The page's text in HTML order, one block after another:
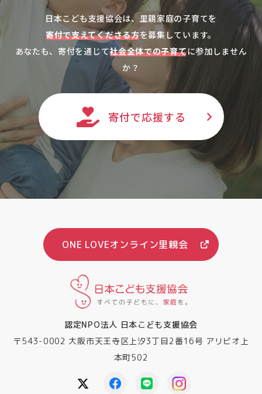
日本こども支援協会は、里親家庭の子育てを
寄付で支えてくださる方を募集しています。
あなたも、寄付を通じて社会全体での子育てに参加しません
か？
寄付で応援する
ONE LOVEオンライン里親会
認定NPO法人 日本こども支援協会
〒543-0002 大阪市天王寺区上汐3丁目2番16号 アリビオ上
本町502